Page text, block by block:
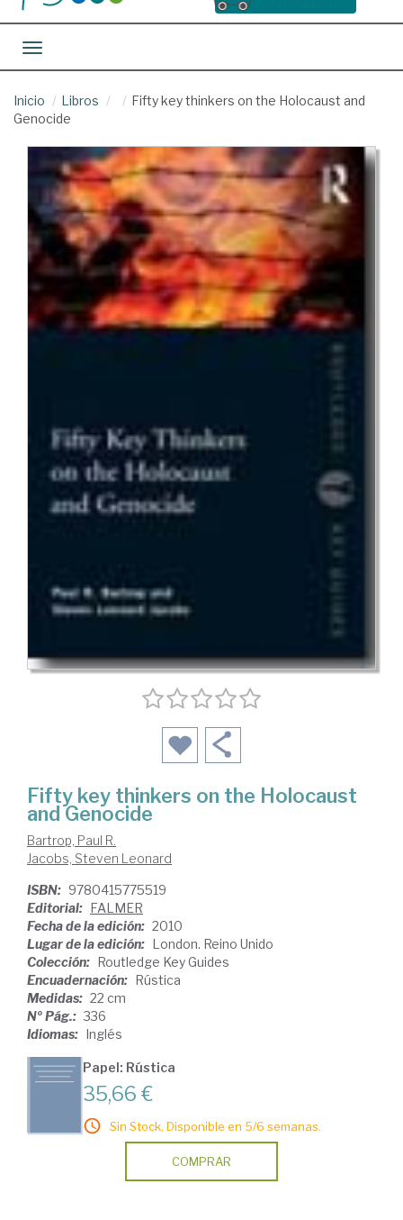
Toggle navigation
Inicio Libros
Fifty key thinkers on the Holocaust and
Genocide
Fifty key thinkers on the Holocaust
and Genocide
Bartrop, Paul R.
Jacobs, Steven Leonard
ISBN: 9780415775519
Editorial: FALMER
Fecha de la edición: 2010
Lugar de la edición: London. Reino Unido
Colección: Routledge Key Guides
Encuadernación: Rústica
Medidas: 22 cm
Nº Pág.: 336
Idiomas: Inglés
Papel: Rústica
35,66 €
Sin Stock. Disponible en 5/6 semanas.
COMPRAR